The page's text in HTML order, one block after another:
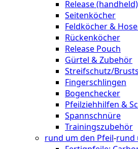
Release (handheld)
Seitenköcher
Feldköcher &
Rückenköcher
Release Pouch
Gürtel & Zubehör
Streifschutz/
Fingerschlingen
Bogenchecker
Pfeilziehhilfen &
Spannschnüre
Trainingszubehör
rund um den Pfeil-rund